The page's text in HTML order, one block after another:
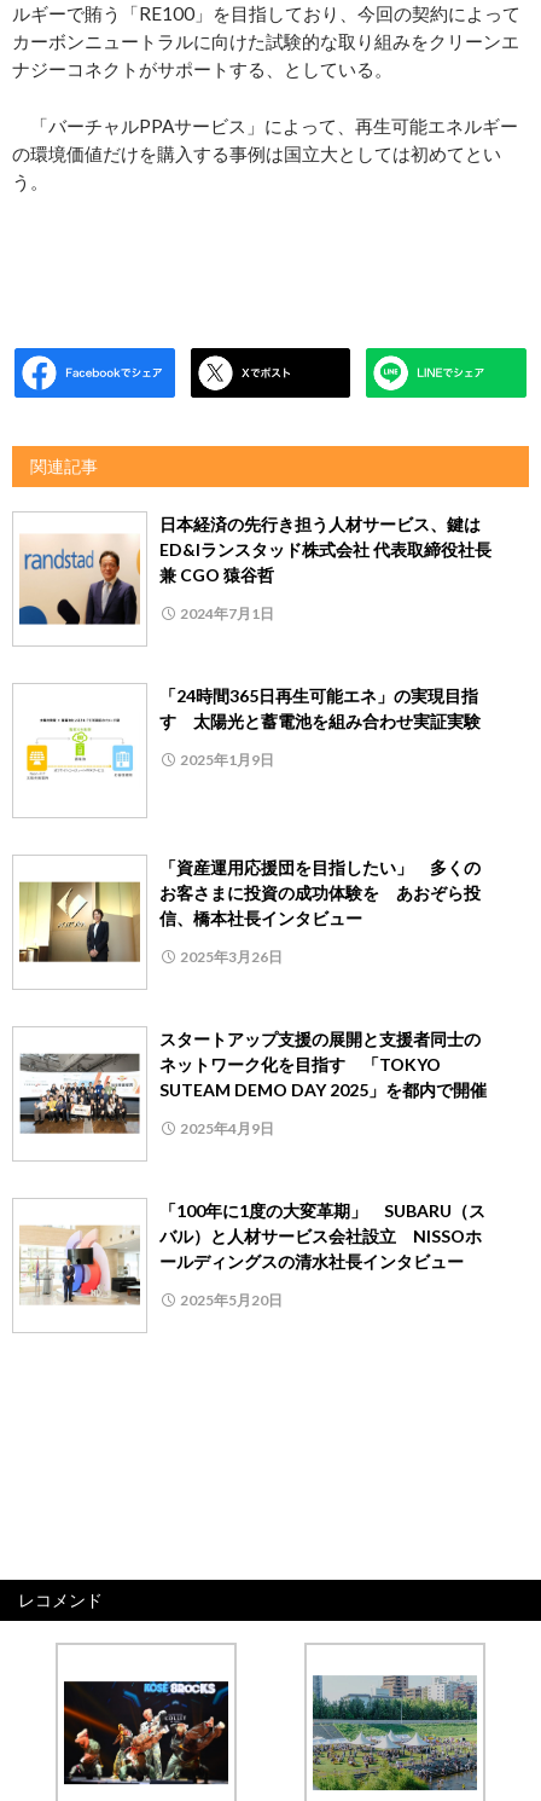
ルギーで賄う「RE100」を目指しており、今回の契約によって
カーボンニュートラルに向けた試験的な取り組みをクリーンエ
ナジーコネクトがサポートする、としている。
「バーチャルPPAサービス」によって、再生可能エネルギー
の環境価値だけを購入する事例は国立大としては初めてとい
う。
関連記事
日本経済の先行き担う人材サービス、鍵は
ED&Iランスタッド株式会社 代表取締役社長
兼 CGO 猿谷哲
2024年7月1日
「24時間365日再生可能エネ」の実現目指
す 太陽光と蓄電池を組み合わせ実証実験
2025年1月9日
「資産運用応援団を目指したい」 多くの
お客さまに投資の成功体験を あおぞら投
信、橋本社長インタビュー
2025年3月26日
スタートアップ支援の展開と支援者同士の
ネットワーク化を目指す 「TOKYO
SUTEAM DEMO DAY 2025」を都内で開催
2025年4月9日
「100年に1度の大変革期」 SUBARU（ス
バル）と人材サービス会社設立 NISSOホ
ールディングスの清水社長インタビュー
2025年5月20日
レコメンド